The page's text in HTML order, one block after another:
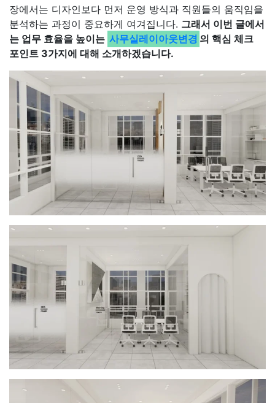
장에서는 디자인보다 먼저 운영 방식과 직원들의 움직임을
분석하는 과정이 중요하게 여겨집니다. 그래서 이번 글에서
는 업무 효율을 높이는 사무실레이아웃변경 의 핵심 체크
포인트 3가지에 대해 소개하겠습니다.